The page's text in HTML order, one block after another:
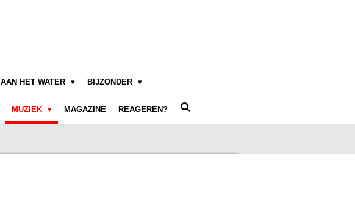
AAN HET WATER BIJZONDER
MUZIEK MAGAZINE REAGEREN?